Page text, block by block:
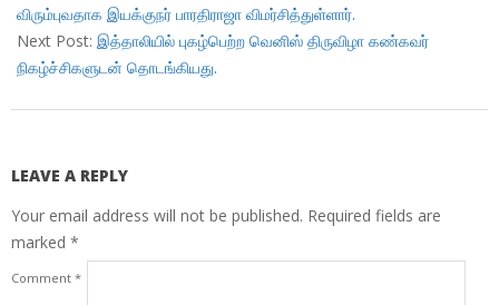
29
விரும்புவதாக இயக்குநர் பாரதிராஜா விமர்சித்துள்ளார்.
Next Post: இத்தாலியில் புகழ்பெற்ற வெனிஸ் திருவிழா கண்கவர்
நிகழ்ச்சிகளுடன் தொடங்கியது.
LEAVE A REPLY
Your email address will not be published. Required fields are
marked *
Comment *